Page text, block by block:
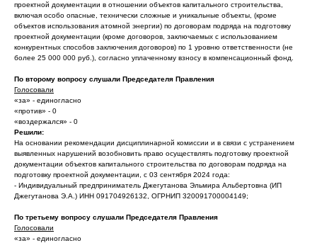
проектной документации в отношении объектов капитального строительства,
включая особо опасные, технически сложные и уникальные объекты, (кроме
объектов использования атомной энергии) по договорам подряда на подготовку
проектной документации (кроме договоров, заключаемых с использованием
конкурентных способов заключения договоров) по 1 уровню ответственности (не
более 25 000 000 руб.), согласно уплаченному взносу в компенсационный фонд.
По второму вопросу слушали Председателя Правления
Голосовали
«за» - единогласно
«против» - 0
«воздержался» - 0
Решили:
На основании рекомендации дисциплинарной комиссии и в связи с устранением
выявленных нарушений возобновить право осуществлять подготовку проектной
документации объектов капитального строительства по договорам подряда на
подготовку проектной документации, с 03 сентября 2024 года:
- Индивидуальный предприниматель Джегутанова Эльмира Альбертовна (ИП
Джегутанова Э.А.) ИНН 091704926132, ОГРНИП 320091700004149;
По третьему вопросу слушали Председателя Правления
Голосовали
«за» - единогласно